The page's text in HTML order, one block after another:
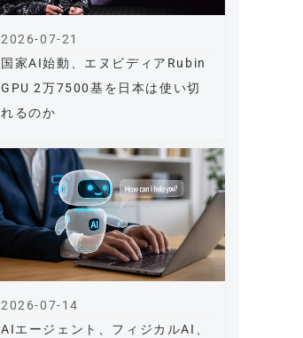
国家AI始動、エヌビディアRubin
GPU 2万7500基を日本は使い切
れるのか
2026-07-21
AIエージェント、フィジカルAI、
2026-07-14